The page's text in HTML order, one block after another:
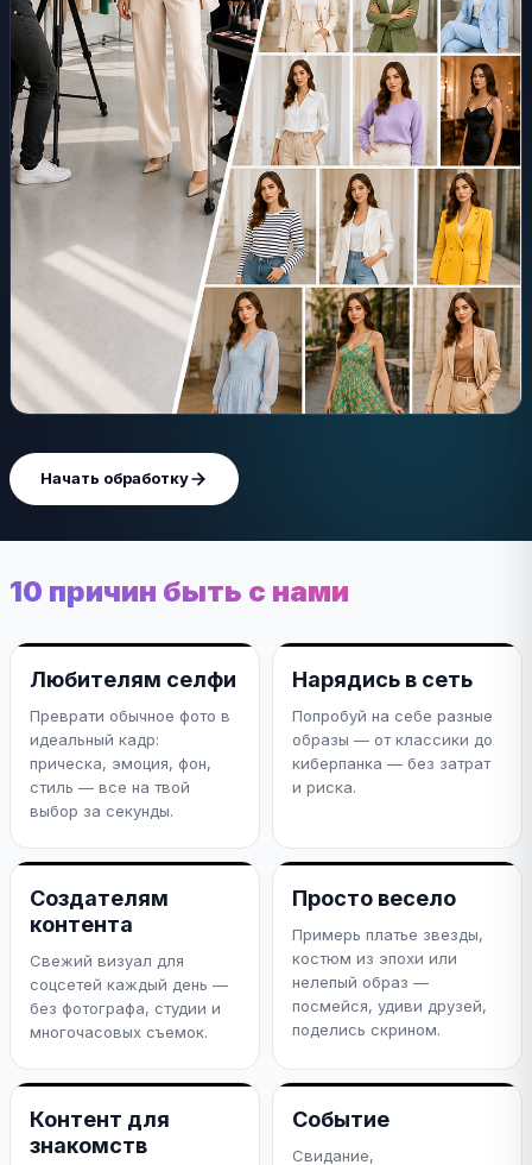
Начать обработку
10 причин быть с нами
Любителям селфи
Преврати обычное фото в
идеальный кадр:
прическа, эмоция, фон,
стиль — все на твой
выбор за секунды.
Нарядись в сеть
Попробуй на себе разные
образы — от классики до
киберпанка — без затрат
и риска.
Создателям
контента
Свежий визуал для
соцсетей каждый день —
без фотографа, студии и
многочасовых съемок.
Просто весело
Примерь платье звезды,
костюм из эпохи или
нелепый образ —
посмейся, удиви друзей,
поделись скрином.
Контент для
знакомств
Событие
Свидание,